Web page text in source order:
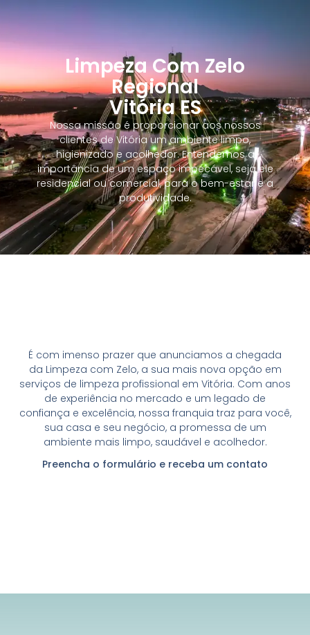
Limpeza Com Zelo
Regional
Vitória ES
Nossa missão é proporcionar aos nossos
clientes de Vitória um ambiente limpo,
higienizado e acolhedor. Entendemos a
importância de um espaço impecável, seja ele
residencial ou comercial, para o bem-estar e a
produtividade.
É com imenso prazer que anunciamos a chegada
da Limpeza com Zelo, a sua mais nova opção em
serviços de limpeza profissional em Vitória. Com anos
de experiência no mercado e um legado de
confiança e excelência, nossa franquia traz para você,
sua casa e seu negócio, a promessa de um
ambiente mais limpo, saudável e acolhedor.
Preencha o formulário e receba um contato